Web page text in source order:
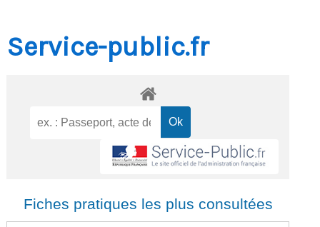
Service-public.fr
Fiches pratiques les plus consultées